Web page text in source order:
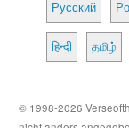
Русский
हिन्दी தமிழ்
© 1998-2026